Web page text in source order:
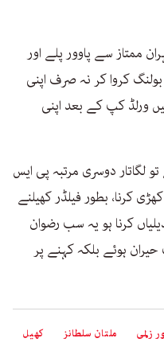
ممتاز سے پاوور پلے اور
کروا کر نہ صرف اپنی
ورلڈ کپ کے بعد اپنی
لگاتار دوسری مرتبہ پی ایس
کرنا، بطور فیلڈر کھیلنے
کرنا ہو یہ سب رضوان
ہوئے بلکہ کہنے پر
زلمی ملتان سلطانز
کھیل